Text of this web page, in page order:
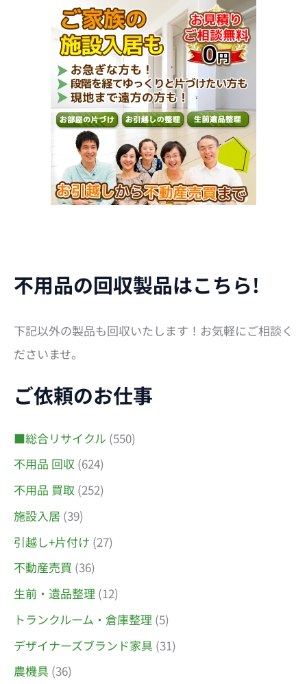
不用品の回収製品はこちら!
下記以外の製品も回収いたします！お気軽にご相談く
ださいませ。
ご依頼のお仕事
■総合リサイクル (550)
不用品 回収 (624)
不用品 買取 (252)
施設入居 (39)
引越し+片付け (27)
不動産売買 (36)
生前・遺品整理 (12)
トランクルーム・倉庫整理 (5)
デザイナーズブランド家具 (31)
農機具 (36)